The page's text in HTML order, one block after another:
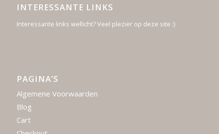
INTERESSANTE LINKS
Interessante links wellicht? Veel plezier op deze site :)
PAGINA’S
Algemene Voorwaarden
Blog
Cart